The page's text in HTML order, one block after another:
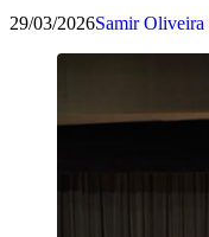
29/03/2026Samir Oliveira